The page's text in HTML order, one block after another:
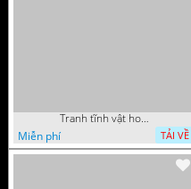
Tranh tĩnh vật hoa quả sơn dầu dán tường đẹp
Miễn phí
TẢI VỀ